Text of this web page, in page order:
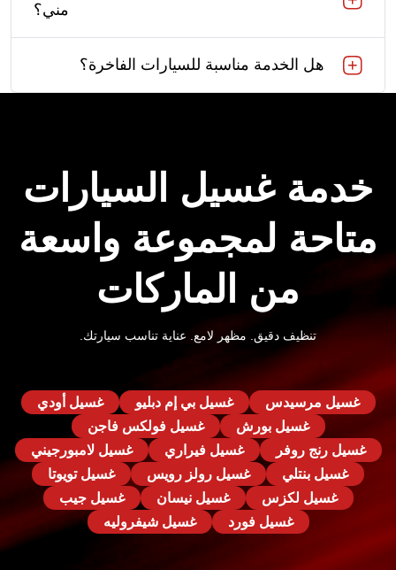
مني؟
هل الخدمة مناسبة للسيارات الفاخرة؟
خدمة غسيل السيارات
متاحة لمجموعة واسعة
من الماركات
تنظيف دقيق. مظهر لامع. عناية تناسب سيارتك.
غسيل مرسيدس غسيل بي إم دبليو
غسيل أودي
غسيل بورش
غسيل فولكس فاجن
غسيل رنج روفر
غسيل فيراري
غسيل لامبورجيني
غسيل بنتلي
غسيل رولز رويس
غسيل تويوتا
غسيل لكزس
غسيل نيسان
غسيل جيب
غسيل فورد
غسيل شيفروليه